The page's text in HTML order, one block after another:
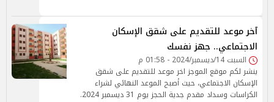
آخر موعد للتقديم على شقق الإسكان
الاجتماعي.. جهز نفسك
السبت 14/ديسمبر/2024 - 01:58 م
ينشر لكم موقع الموجز اخر موعد للتقديم على شقق
الإسكان الاجتماعي، حيث أصبح الموعد النهائي لشراء
الكراسات وسداد مقدم جدية الحجز يوم 31 ديسمبر 2024.